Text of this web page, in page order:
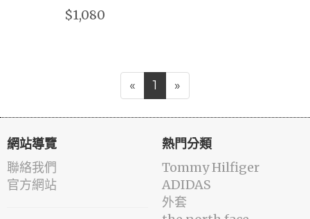
$1,080
« 1 »
網站導覽
聯絡我們
官方網站
熱門分類
Tommy Hilfiger
ADIDAS
外套